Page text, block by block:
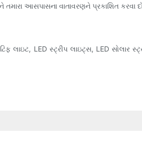
આસપાસના વાતાવરણને પ્રકાશિત કરવા
લાઇટ, LED સ્ટ્રીપ લાઇટ્સ, LED સોલાર